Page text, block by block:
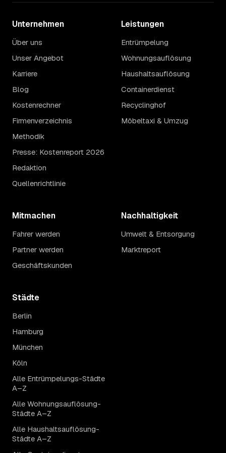
Unternehmen
Über uns
Unser Angebot
Karriere
Blog
Kostenrechner
Firmenverzeichnis
Methodik
Presse: Kostenreport 2026
Redaktion
Quellenrichtlinie
Leistungen
Entrümpelung
Wohnungsauflösung
Haushaltsauflösung
Containerdienst
Recyclinghof
Möbeltaxi & Umzug
Mitmachen
Fahrer werden
Partner werden
Geschäftskunden
Nachhaltigkeit
Umwelt & Entsorgung
Marktreport
Städte
Berlin
Hamburg
München
Köln
Alle Entrümpelungs-Städte
A–Z
Alle Wohnungsauflösung-
Städte A–Z
Alle Haushaltsauflösung-
Städte A–Z